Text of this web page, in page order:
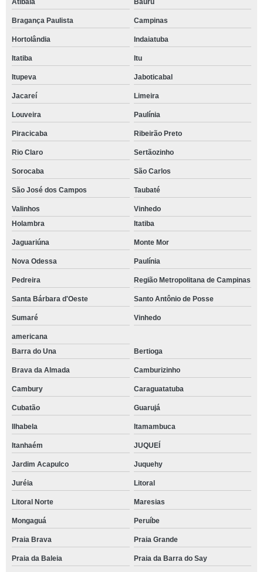
Atibaia Bauru
Bragança Paulista Campinas
Hortolândia Indaiatuba
Itatiba Itu
Itupeva Jaboticabal
Jacareí Limeira
Louveira Paulínia
Piracicaba Ribeirão Preto
Rio Claro Sertãozinho
Sorocaba São Carlos
São José dos Campos Taubaté
Valinhos
Vinhedo
Holambra
Itatiba
Jaguariúna Monte Mor
Nova Odessa Paulínia
Pedreira Região Metropolitana de Campinas
Santa Bárbara d'Oeste Santo Antônio de Posse
Sumaré Vinhedo
americana
Barra do Una
Bertioga
Brava da Almada Camburizinho
Cambury Caraguatatuba
Cubatão Guarujá
Ilhabela Itamambuca
Itanhaém JUQUEÍ
Jardim Acapulco Juquehy
Juréia Litoral
Litoral Norte Maresias
Mongaguá Peruíbe
Praia Brava Praia Grande
Praia da Baleia Praia da Barra do Say